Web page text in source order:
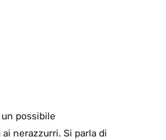
possibile
nerazzurri. Si parla di